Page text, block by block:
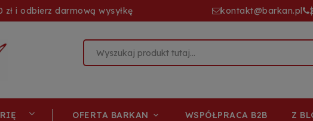
i odbierz darmową wysyłkę kontakt@barkan.pl
OFERTA BARKAN  WSPÓŁPRACA B2B Z